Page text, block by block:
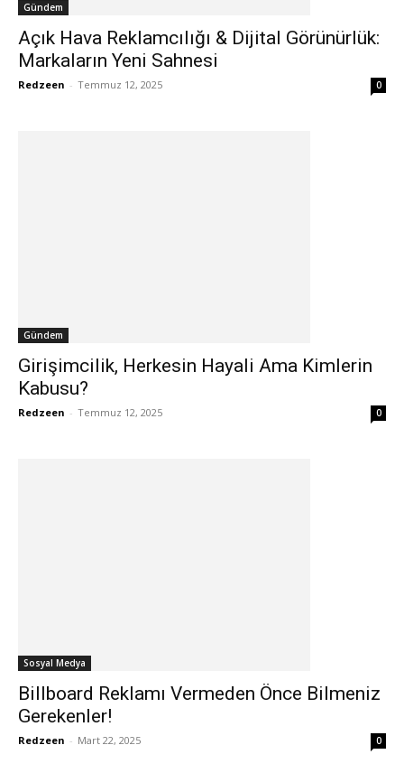
Gündem
Açık Hava Reklamcılığı & Dijital Görünürlük:
Markaların Yeni Sahnesi
Redzeen - Temmuz 12, 2025 0
Gündem
Girişimcilik, Herkesin Hayali Ama Kimlerin
Kabusu?
Redzeen - Temmuz 12, 2025 0
Sosyal Medya
Billboard Reklamı Vermeden Önce Bilmeniz
Gerekenler!
Redzeen - Mart 22, 2025 0